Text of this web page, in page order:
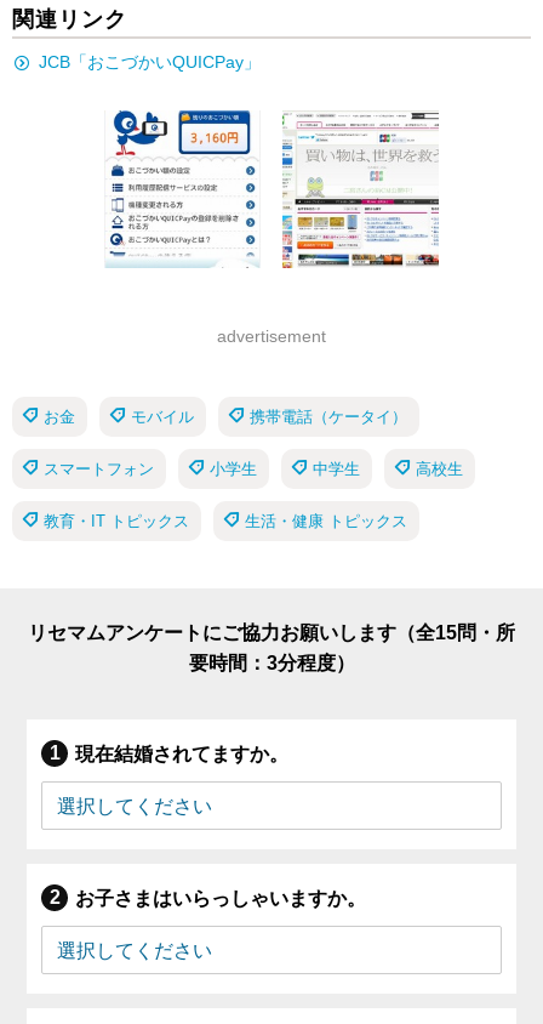
関連リンク
JCB「おこづかいQUICPay」
advertisement
お金 モバイル 携帯電話（ケータイ）
スマートフォン 小学生 中学生 高校生
教育・IT トピックス 生活・健康 トピックス
リセマムアンケートにご協力お願いします（全15問・所
要時間：3分程度）
現在結婚されてますか。
お子さまはいらっしゃいますか。